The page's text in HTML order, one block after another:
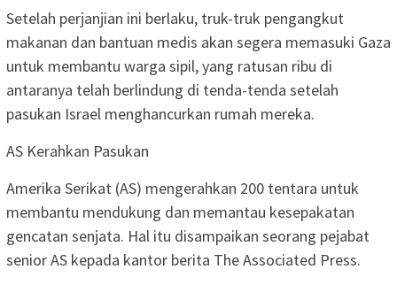
Setelah perjanjian ini berlaku, truk-truk pengangkut
makanan dan bantuan medis akan segera memasuki Gaza
untuk membantu warga sipil, yang ratusan ribu di
antaranya telah berlindung di tenda-tenda setelah
pasukan Israel menghancurkan rumah mereka.
AS Kerahkan Pasukan
Amerika Serikat (AS) mengerahkan 200 tentara untuk
membantu mendukung dan memantau kesepakatan
gencatan senjata. Hal itu disampaikan seorang pejabat
senior AS kepada kantor berita The Associated Press.